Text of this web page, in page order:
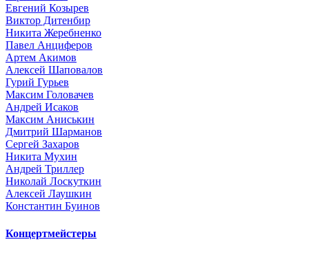
Евгений Козырев
Виктор Дитенбир
Никита Жеребненко
Павел Анциферов
Артем Акимов
Алексей Шаповалов
Гурий Гурьев
Максим Головачев
Андрей Исаков
Максим Аниськин
Дмитрий Шарманов
Сергей Захаров
Никита Мухин
Андрей Триллер
Николай Лоскуткин
Алексей Лаушкин
Константин Буинов
Концертмейстеры